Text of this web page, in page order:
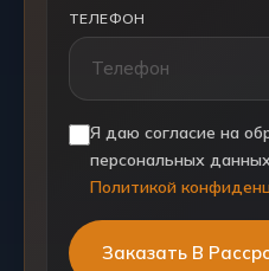
ТЕЛЕФОН
Я даю согласие на
персональных
Политикой